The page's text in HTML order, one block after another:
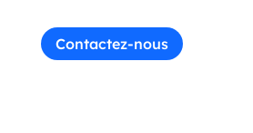
Contactez-nous